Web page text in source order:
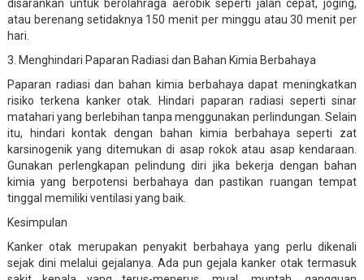
disarankan untuk berolahraga aerobik seperti jalan cepat, joging,
atau berenang setidaknya 150 menit per minggu atau 30 menit per
hari.
3. Menghindari Paparan Radiasi dan Bahan Kimia Berbahaya
Paparan radiasi dan bahan kimia berbahaya dapat meningkatkan
risiko terkena kanker otak. Hindari paparan radiasi seperti sinar
matahari yang berlebihan tanpa menggunakan perlindungan. Selain
itu, hindari kontak dengan bahan kimia berbahaya seperti zat
karsinogenik yang ditemukan di asap rokok atau asap kendaraan.
Gunakan perlengkapan pelindung diri jika bekerja dengan bahan
kimia yang berpotensi berbahaya dan pastikan ruangan tempat
tinggal memiliki ventilasi yang baik.
Kesimpulan
Kanker otak merupakan penyakit berbahaya yang perlu dikenali
sejak dini melalui gejalanya. Ada pun gejala kanker otak termasuk